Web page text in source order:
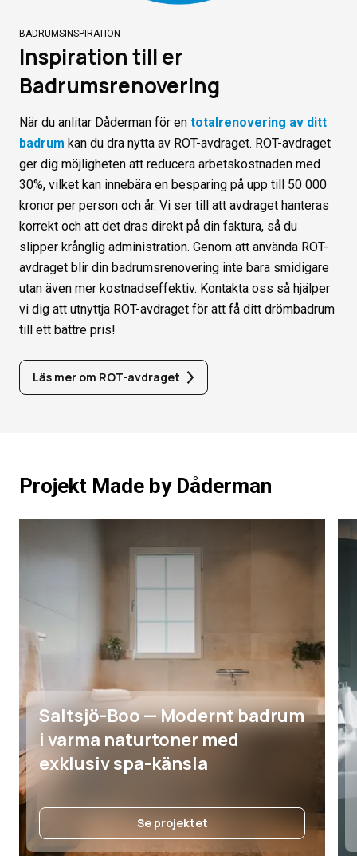
BADRUMSINSPIRATION
Inspiration till er
Badrumsrenovering
När du anlitar Dåderman för en totalrenovering av ditt
badrum kan du dra nytta av ROT-avdraget. ROT-avdraget
ger dig möjligheten att reducera arbetskostnaden med
30%, vilket kan innebära en besparing på upp till 50 000
kronor per person och år. Vi ser till att avdraget hanteras
korrekt och att det dras direkt på din faktura, så du
slipper krånglig administration. Genom att använda ROT-
avdraget blir din badrumsrenovering inte bara smidigare
utan även mer kostnadseffektiv. Kontakta oss så hjälper
vi dig att utnyttja ROT-avdraget för att få ditt drömbadrum
till ett bättre pris!
Läs mer om ROT-avdraget
Projekt Made by Dåderman
Saltsjö-Boo — Modernt badrum
i varma naturtoner med
exklusiv spa-känsla
Se projektet